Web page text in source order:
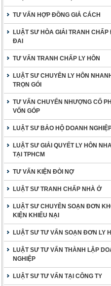
TƯ VẤN HỢP ĐỒNG GIẢ CÁCH
LUẬT SƯ HÒA GIẢI TRANH CHẤP
ĐAI
TƯ VẤN TRANH CHẤP LY HÔN
LUẬT SƯ CHUYÊN LY HÔN
TRỌN GÓI
TƯ VẤN CHUYỂN NHƯỢNG CỔ
VỐN GÓP
LUẬT SƯ BẢO HỘ DOANH
LUẬT SƯ GIẢI QUYẾT LY HÔN
TẠI TPHCM
TƯ VẤN KIỆN ĐÒI NỢ
LUẬT SƯ TRANH CHẤP NHÀ Ở
LUẬT SƯ CHUYÊN SOẠN ĐƠN
KIỆN KHIẾU NẠI
LUẬT SƯ TƯ VẤN SOẠN ĐƠN LY
LUẬT SƯ TƯ VẤN THÀNH LẬP
NGHIỆP
LUẬT SƯ TƯ VẤN TẠI CÔNG TY